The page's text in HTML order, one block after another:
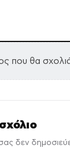
που θα
δεν